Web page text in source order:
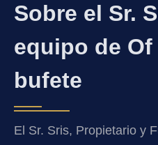
Sobre el Sr.
equipo de
bufete
El Sr. Sris, Propietario y